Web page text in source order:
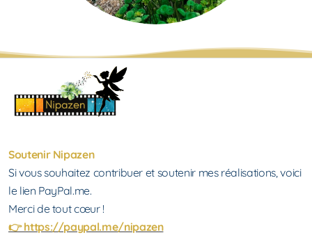
Soutenir Nipazen
Si vous souhaitez contribuer et soutenir mes réalisations, voici
le lien PayPal.me.
Merci de tout cœur !
👉️ https://paypal.me/nipazen